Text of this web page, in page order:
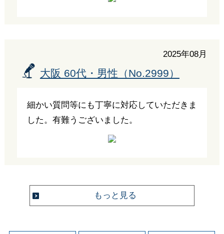
2025年08月
大阪 60代・男性（No.2999）
細かい質問等にも丁寧に対応していただきま
した。有難うございました。
もっと見る